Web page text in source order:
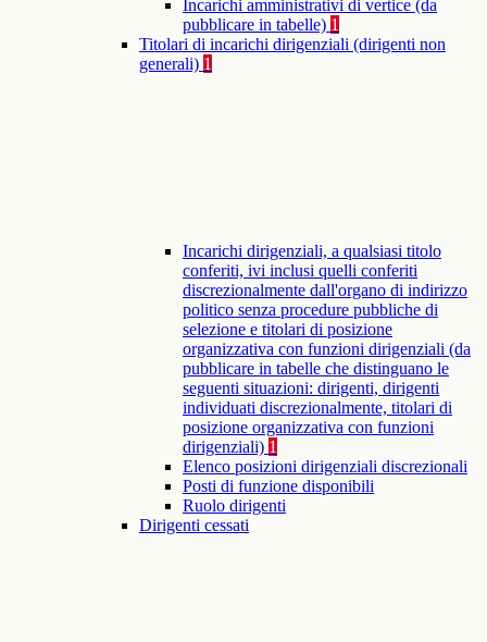
Incarichi amministrativi di vertice (da
pubblicare in tabelle) 1
Titolari di incarichi dirigenziali (dirigenti non
generali) 1
Incarichi dirigenziali, a qualsiasi titolo
conferiti, ivi inclusi quelli conferiti
discrezionalmente dall'organo di indirizzo
politico senza procedure pubbliche di
selezione e titolari di posizione
organizzativa con funzioni dirigenziali (da
pubblicare in tabelle che distinguano le
seguenti situazioni: dirigenti, dirigenti
individuati discrezionalmente, titolari di
posizione organizzativa con funzioni
dirigenziali) 1
Elenco posizioni dirigenziali discrezionali
Posti di funzione disponibili
Ruolo dirigenti
Dirigenti cessati